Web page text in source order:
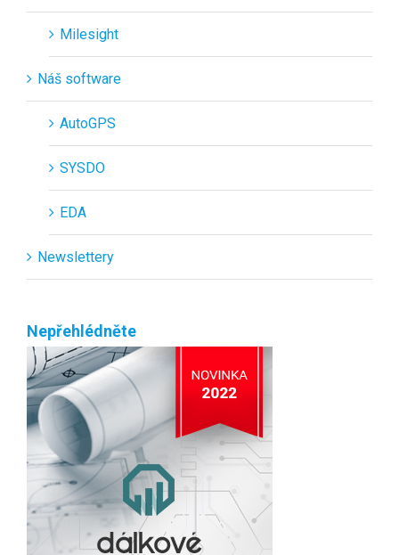
Milesight
Náš software
AutoGPS
SYSDO
EDA
Newslettery
Nepřehlédněte